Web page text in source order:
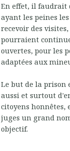
En effet, il faudrait
ayant les peines
recevoir des
pourraient
ouvertes, pour les
adaptées aux
Le but de la prison
aussi et surtout
citoyens
juges un grand
objectif.